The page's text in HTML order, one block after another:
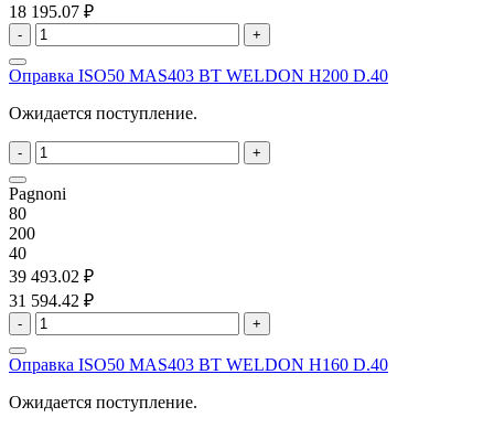
18 195.07 ₽
- +
Оправка ISO50 MAS403 BT WELDON H200 D.40
Ожидается поступление.
- +
Pagnoni
80
200
40
39 493.02 ₽
31 594.42 ₽
- +
Оправка ISO50 MAS403 BT WELDON H160 D.40
Ожидается поступление.